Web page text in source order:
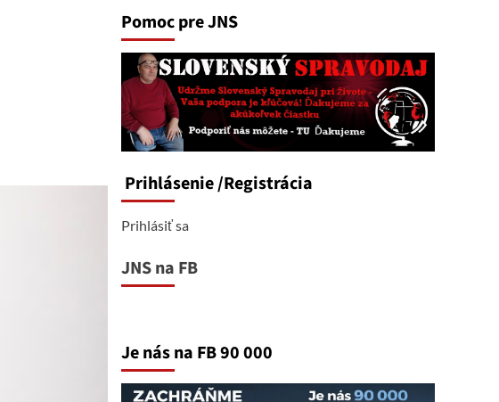
Pomoc pre JNS
Prihlásenie/Registrácia
Prihlásiť sa
JNS na FB
Je nás na FB 90 000